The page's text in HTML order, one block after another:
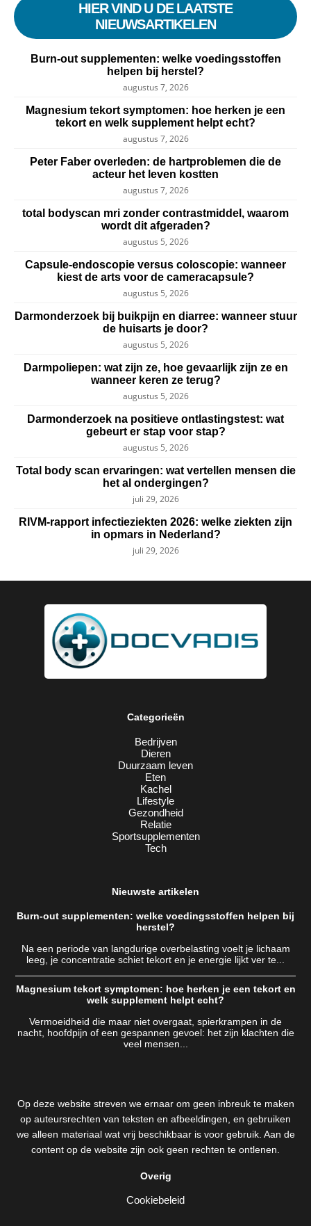
HIER VIND U DE LAATSTE
NIEUWSARTIKELEN
Burn-out supplementen: welke voedingsstoffen
helpen bij herstel?
augustus 7, 2026
Magnesium tekort symptomen: hoe herken je een
tekort en welk supplement helpt echt?
augustus 7, 2026
Peter Faber overleden: de hartproblemen die de
acteur het leven kostten
augustus 7, 2026
total bodyscan mri zonder contrastmiddel, waarom
wordt dit afgeraden?
augustus 5, 2026
Capsule-endoscopie versus coloscopie: wanneer
kiest de arts voor de cameracapsule?
augustus 5, 2026
Darmonderzoek bij buikpijn en diarree: wanneer stuur
de huisarts je door?
augustus 5, 2026
Darmpoliepen: wat zijn ze, hoe gevaarlijk zijn ze en
wanneer keren ze terug?
augustus 5, 2026
Darmonderzoek na positieve ontlastingstest: wat
gebeurt er stap voor stap?
augustus 5, 2026
Total body scan ervaringen: wat vertellen mensen die
het al ondergingen?
juli 29, 2026
RIVM-rapport infectieziekten 2026: welke ziekten zijn
in opmars in Nederland?
juli 29, 2026
Categorieën
Bedrijven
Dieren
Duurzaam leven
Eten
Kachel
Lifestyle
Gezondheid
Relatie
Sportsupplementen
Tech
Nieuwste artikelen
Burn-out supplementen: welke voedingsstoffen helpen bij
herstel?
Na een periode van langdurige overbelasting voelt je lichaam
leeg, je concentratie schiet tekort en je energie lijkt ver te...
Magnesium tekort symptomen: hoe herken je een tekort en
welk supplement helpt echt?
Vermoeidheid die maar niet overgaat, spierkrampen in de
nacht, hoofdpijn of een gespannen gevoel: het zijn klachten die
veel mensen...
Op deze website streven we ernaar om geen inbreuk te maken
op auteursrechten van teksten en afbeeldingen, en gebruiken
we alleen materiaal wat vrij beschikbaar is voor gebruik. Aan de
content op de website zijn ook geen rechten te ontlenen.
Overig
Cookiebeleid